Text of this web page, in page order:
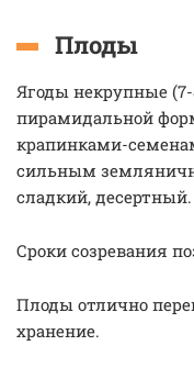
Плоды
Ягоды некрупные
пирамидальной
крапинками-
сильным
сладкий, десертный.
Сроки созревания
Плоды отлично
хранение.